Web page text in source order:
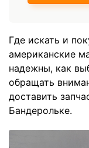
Где искать и
американские
надежны, как
обращать
доставить
Бандерольке.